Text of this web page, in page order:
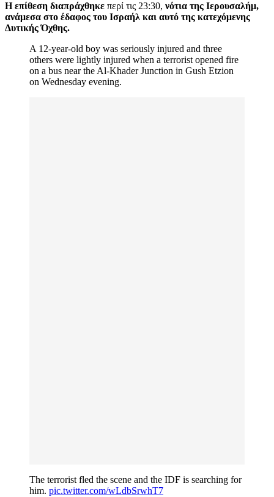
Η επίθεση διαπράχθηκε περί τις 23:30, νότια της Ιερουσαλήμ,
ανάμεσα στο έδαφος του Ισραήλ και αυτό της κατεχόμενης
Δυτικής Όχθης.
A 12-year-old boy was seriously injured and three
others were lightly injured when a terrorist opened fire
on a bus near the Al-Khader Junction in Gush Etzion
on Wednesday evening.
The terrorist fled the scene and the IDF is searching for
him. pic.twitter.com/wLdbSrwhT7